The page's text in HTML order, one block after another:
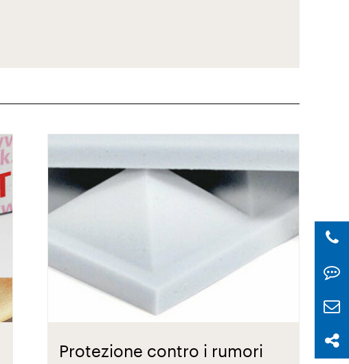
Protezione contro i rumori